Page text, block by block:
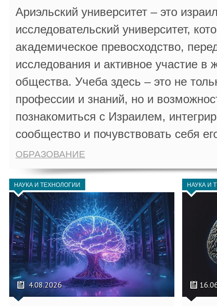
Ариэльский университет – это
исследовательский университет,
академическое превосходство,
исследования и активное участие в
общества. Учеба здесь – это не
профессии и знаний, но и
познакомиться с Израилем,
сообщество и почувствовать себя
ОБРАЗОВАНИЕ
НАУКА И ТЕХНОЛОГИИ
4.08.2026
НАУКА И